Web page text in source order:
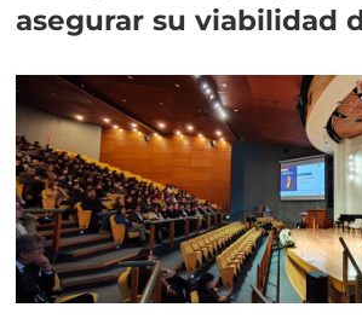
asegurar su viabilidad